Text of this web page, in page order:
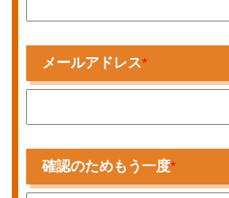
メールアドレス*
確認のためもう一度*